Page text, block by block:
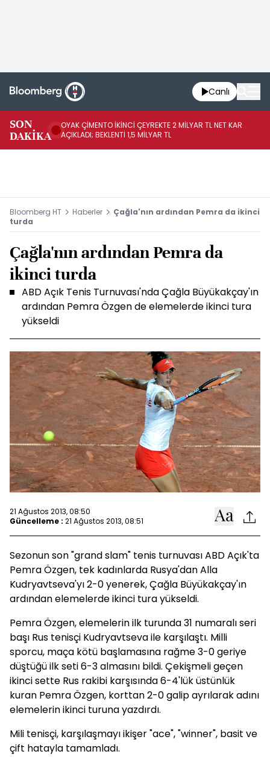
Canlı
SON
DAKİKA
OYAK ÇİMENTO İKİNCİ ÇEYREKTE 2 MİLYAR TL NET KAR
AÇIKLADI; BEKLENTİ 1,5 MİLYAR TL
Bloomberg HT Haberler
Çağla'nın ardından Pemra da ikinci
turda
Çağla'nın ardından Pemra da
ikinci turda
ABD Açık Tenis Turnuvası'nda Çağla Büyükakçay'ın
ardından Pemra Özgen de elemelerde ikinci tura
yükseldi
21 Ağustos 2013, 08:50
Güncelleme : 21 Ağustos 2013, 08:51
Sezonun son "grand slam" tenis turnuvası ABD Açık'ta
Pemra Özgen, tek kadınlarda Rusya'dan Alla
Kudryavtseva'yı 2-0 yenerek, Çağla Büyükakçay'ın
ardından elemelerde ikinci tura yükseldi.
Pemra Özgen, elemelerin ilk turunda 31 numaralı seri
başı Rus tenisçi Kudryavtseva ile karşılaştı. Milli
sporcu, maça kötü başlamasına rağme 3-0 geriye
düştüğü ilk seti 6-3 almasını bildi. Çekişmeli geçen
ikinci sette Rus rakibi karşısında 6-4'lük üstünlük
kuran Pemra Özgen, korttan 2-0 galip ayrılarak adını
elemelerin ikinci turuna yazdırdı.
Mili tenisçi, karşılaşmayı ikişer "ace", "winner", basit ve
çift hatayla tamamladı.